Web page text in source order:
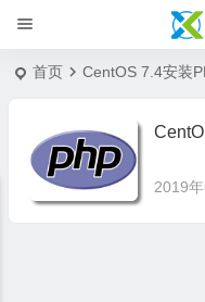
首页 CentOS 7.4安装
2019